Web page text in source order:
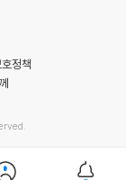
정책